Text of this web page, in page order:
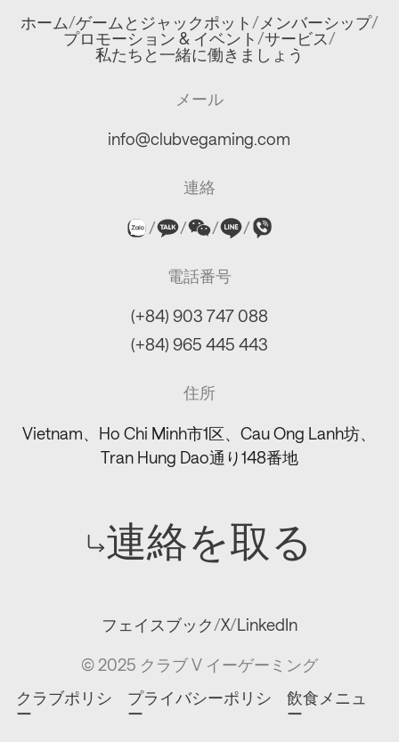
フェイスブック/X/LinkedIn
ホーム/ゲームとジャックポット /メンバーシップ/
プロモーション & イベント /サービス/
私たちと一緒に働きましょう
クラブポリシ
ー
プライバシーポリシ
ー
飲食メニュ
ー
メール
info@clubvegaming.com
連絡
/ / / /
電話番号
(+84) 903 747 088
(+84) 965 445 443
住所
Vietnam、Ho Chi Minh市1区、Cau Ong Lanh坊、
Tran Hung Dao通り148番地
連絡を取る
© 2025 クラブ V イーゲーミング